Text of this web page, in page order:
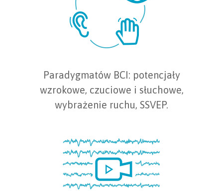
Paradygmatów BCI: potencjały
wzrokowe, czuciowe i słuchowe,
wybrażenie ruchu, SSVEP.